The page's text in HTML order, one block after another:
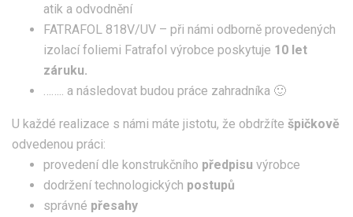
atik a odvodnění
FATRAFOL 818V/UV – při námi odborně provedených
izolací foliemi Fatrafol výrobce poskytuje 10 let
záruku.
…….. a následovat budou práce zahradníka 🙂
U každé realizace s námi máte jistotu, že obdržíte špičkově
odvedenou práci:
provedení dle konstrukčního předpisu výrobce
dodržení technologických postupů
správné přesahy